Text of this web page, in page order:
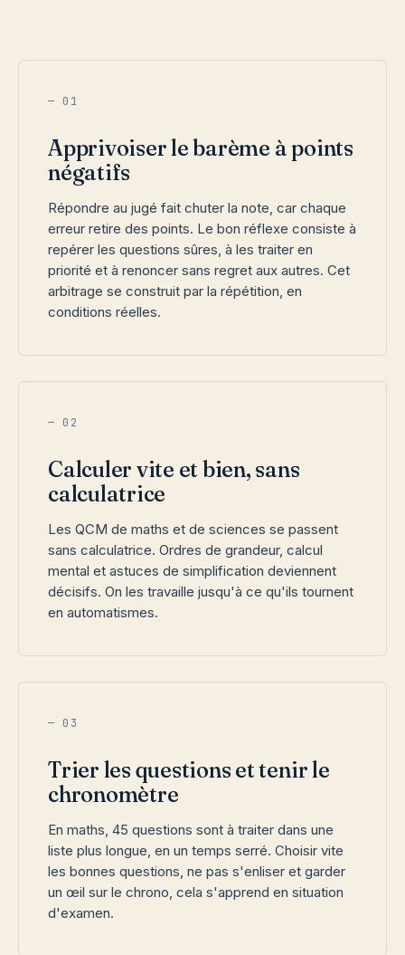
— 01
Apprivoiser le barème à points
négatifs
Répondre au jugé fait chuter la note, car chaque
erreur retire des points. Le bon réflexe consiste à
repérer les questions sûres, à les traiter en
priorité et à renoncer sans regret aux autres. Cet
arbitrage se construit par la répétition, en
conditions réelles.
— 02
Calculer vite et bien, sans
calculatrice
Les QCM de maths et de sciences se passent
sans calculatrice. Ordres de grandeur, calcul
mental et astuces de simplification deviennent
décisifs. On les travaille jusqu'à ce qu'ils tournent
en automatismes.
— 03
Trier les questions et tenir le
chronomètre
En maths, 45 questions sont à traiter dans une
liste plus longue, en un temps serré. Choisir vite
les bonnes questions, ne pas s'enliser et garder
un œil sur le chrono, cela s'apprend en situation
d'examen.